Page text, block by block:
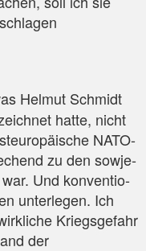
Hel­mut Schmidt
hat­te, nicht
NATO-
zu den sowje­
Und kon­ven­tio­
unter­le­gen. Ich
Kriegs­ge­fahr
der